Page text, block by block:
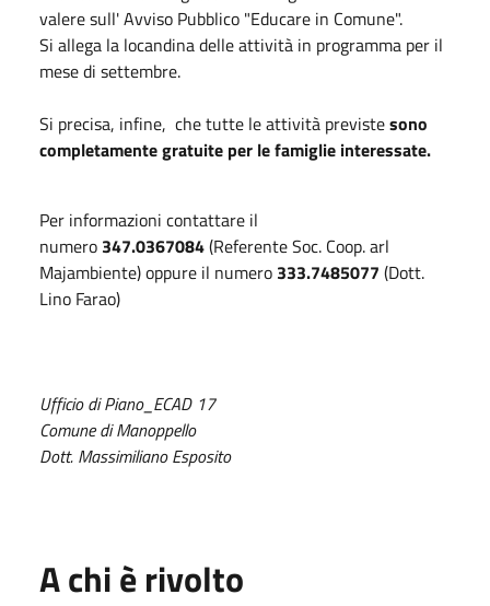
valere sull' Avviso Pubblico "Educare in Comune".
Si allega la locandina delle attività in programma per il
mese di settembre.
Si precisa, infine, che tutte le attività previstesono
completamente gratuite per le famiglie interessate.
Per informazioni contattare il
numero 347.0367084(Referente Soc. Coop. arl
Majambiente) oppure il numero 333.7485077 (Dott.
Lino Farao)
Ufficio di Piano_ECAD 17
Comune di Manoppello
Dott. Massimiliano Esposito
A chi è rivolto